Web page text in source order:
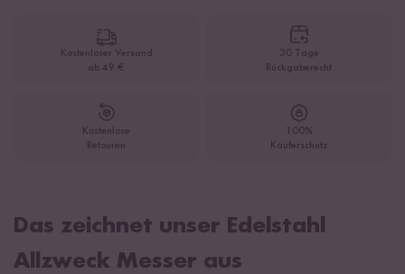
Kostenloser Versand
ab 49 €
30 Tage
Rückgaberecht
Kostenlose
Retouren
100%
Käuferschutz
Das zeichnet unser Edelstahl
Allzweck Messer aus